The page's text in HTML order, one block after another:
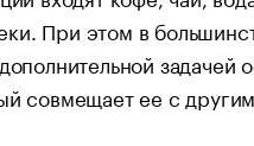
При этом в
задачей
совмещает ее с